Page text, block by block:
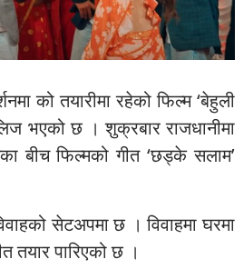
को तयारीमा रहेको फिल्म ‘बेहुली
भएको छ । शुक्रबार राजधानीमा
बीच फिल्मको गीत ‘छड्के सलाम’
सेटअपमा छ । विवाहमा घरमा
तयार पारिएको छ ।